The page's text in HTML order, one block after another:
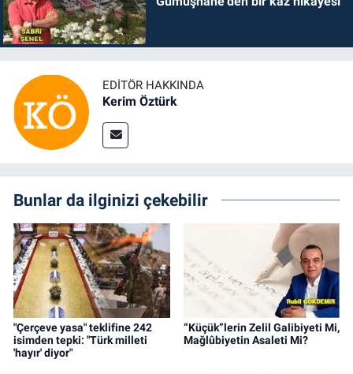
EDITÖR HAKKINDA
Kerim Öztürk
Bunlar da ilginizi çekebilir
"Çerçeve yasa" teklifine 242
isimden tepki: "Türk milleti
'hayır' diyor"
“Küçük”lerin Zelil Galibiyeti Mi,
Mağlûbiyetin Asaleti Mi?